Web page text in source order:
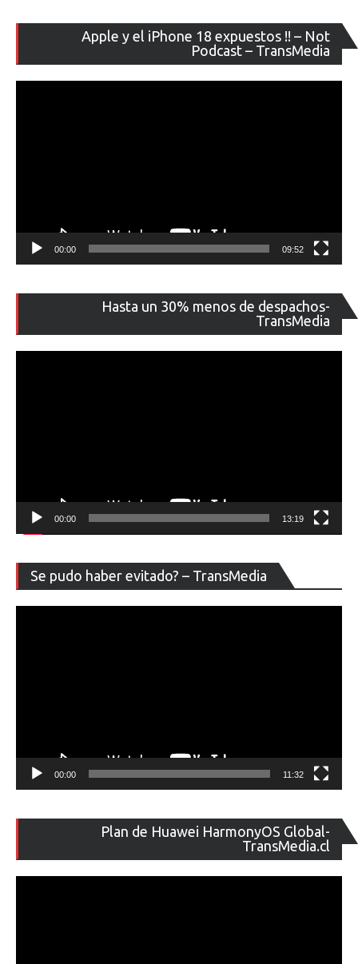
Apple y el iPhone 18 expuestos !! – Not
Podcast – TransMedia
de
00:00 09:52
Hasta un 30% menos de despachos-
TransMedia
de
00:00 13:19
Se pudo haber evitado? – TransMedia
de
00:00 11:32
Plan de Huawei HarmonyOS Global-
TransMedia.cl
de